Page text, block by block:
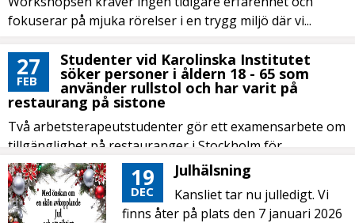
fokuserar på mjuka rörelser i en trygg miljö där vi...
27
FEB
Studenter vid Karolinska Institutet
söker personer i åldern 18 - 65 som
använder rullstol och har varit på
restaurang på sistone
Två arbetsterapeutstudenter gör ett examensarbete om
tillgänglighet på restauranger i Stockholm för
personer...
19
DEC
Julhälsning
Kansliet tar nu julledigt. Vi
finns åter på plats den 7 januari 2026